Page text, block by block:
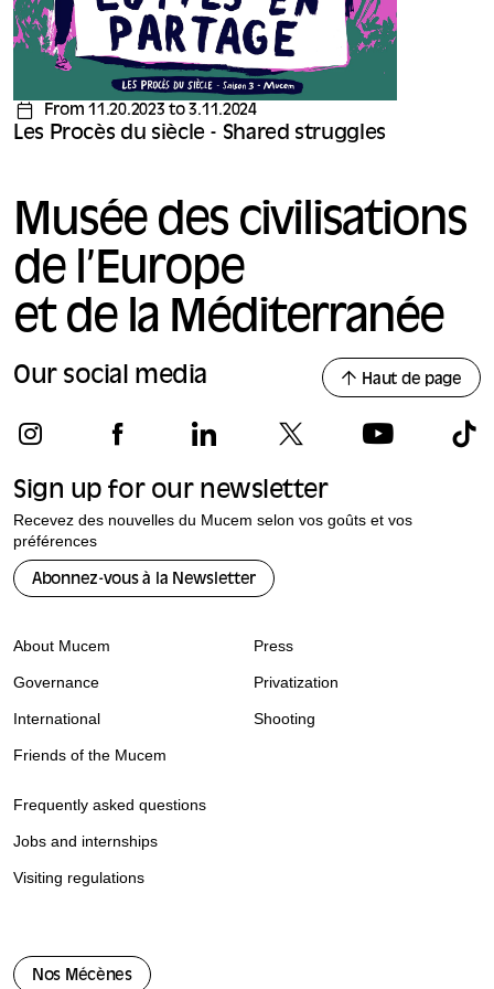
From 11.20.2023 to 3.11.2024
Les Procès du siècle - Shared struggles
Musée des civilisations
de l’Europe
et de la Méditerranée
Our social media Haut de page
Sign up for our newsletter
Recevez des nouvelles du Mucem selon vos goûts et vos
préférences
Abonnez-vous à la Newsletter
Nos Mécènes
About Mucem
Governance
International
Friends of the Mucem
Press
Privatization
Shooting
Frequently asked questions
Jobs and internships
Visiting regulations